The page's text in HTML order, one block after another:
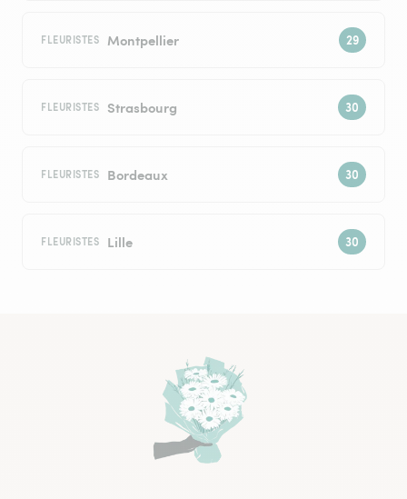
FLEURISTES Montpellier
FLEURISTES Strasbourg
FLEURISTES Bordeaux
FLEURISTES Lille